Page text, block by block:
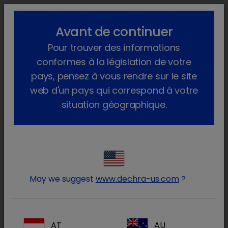
lock_outline search menu
Produits Pharmaceutiques
Ovin
Sur Ordonnance
Cyclo Spray
compte Dechra
Avant de continuer
Pour trouver des informations
conformes à la législation de votre
pays, pensez à vous rendre sur le site
web d'un pays qui correspond à votre
situation géographique.
May we suggest www.dechra-us.com ?
AT AU